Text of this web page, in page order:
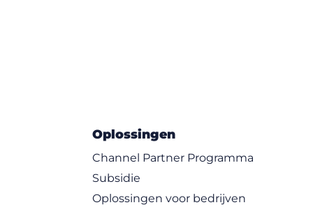
Oplossingen
Channel Partner Programma
Subsidie
Oplossingen voor bedrijven